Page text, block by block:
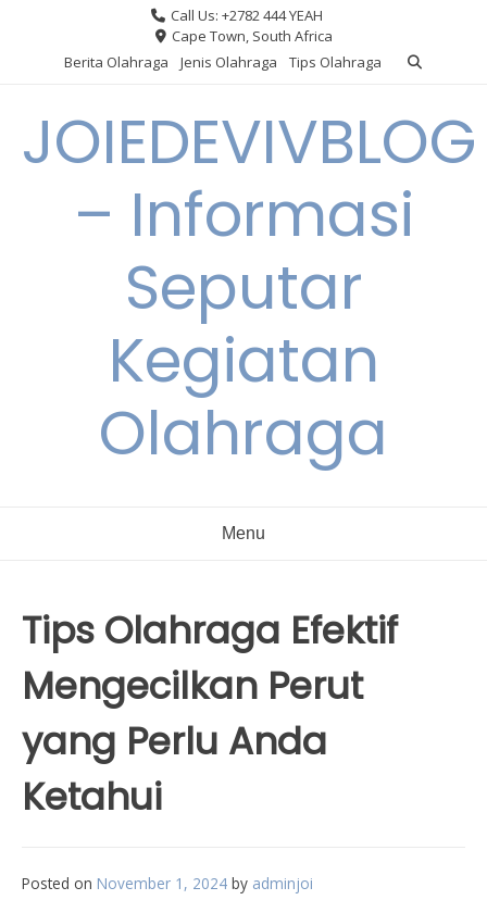
Call Us: +2782 444 YEAH
Cape Town, South Africa
Berita Olahraga
Jenis Olahraga Tips Olahraga
JOIEDEVIVBLOG
– Informasi
Seputar
Kegiatan
Olahraga
Menu
Tips Olahraga Efektif
Mengecilkan Perut
yang Perlu Anda
Ketahui
Posted on November 1, 2024 by adminjoi